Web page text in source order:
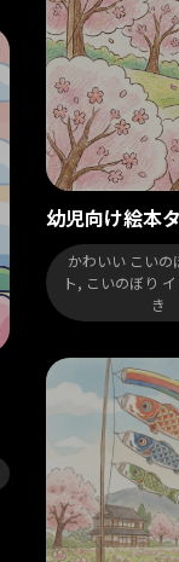
幼児向け絵本
かわいい こいの
ト, こいのぼり
き